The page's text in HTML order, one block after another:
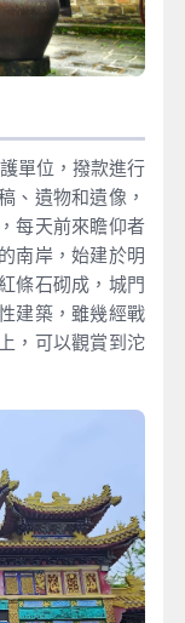
單位，撥款進行
、遺物和遺像，
每天前來瞻仰者
南岸，始建於明
條石砌成，城門
建築，雖幾經戰
，可以觀賞到沱